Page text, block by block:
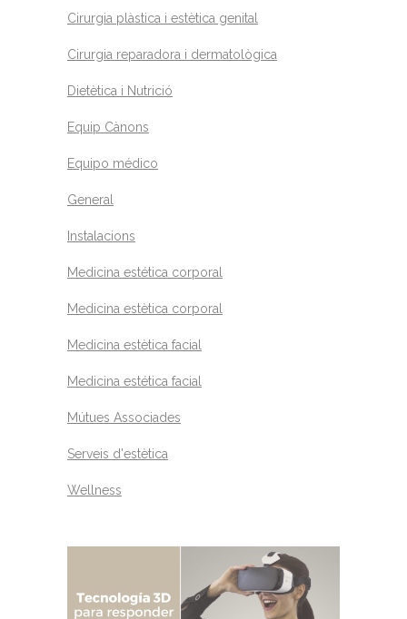
Cirurgia plàstica i estètica genital
Cirurgia reparadora i dermatològica
Dietètica i Nutrició
Equip Cànons
Equipo médico
General
Instalacions
Medicina estética corporal
Medicina estètica corporal
Medicina estètica facial
Medicina estética facial
Mútues Associades
Serveis d'estètica
Wellness